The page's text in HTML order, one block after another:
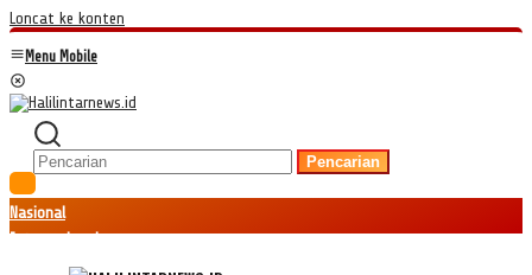
Loncat ke konten
Menu Mobile
Pencarian
Nasional
Internasional